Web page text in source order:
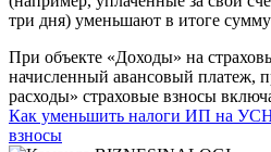
три дня) уменьшают в итоге
При объекте «Доходы» на
начисленный авансовый платеж,
расходы» страховые взносы
Как уменьшить налоги ИП на УСН
взносы